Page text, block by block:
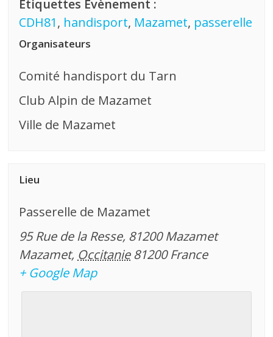
Étiquettes Évènement :
CDH81, handisport, Mazamet, passerelle
Organisateurs
Comité handisport du Tarn
Club Alpin de Mazamet
Ville de Mazamet
Lieu
Passerelle de Mazamet
95 Rue de la Resse, 81200 Mazamet
Mazamet, Occitanie 81200 France
+ Google Map